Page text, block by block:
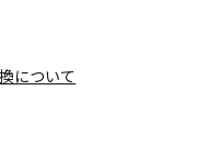
について